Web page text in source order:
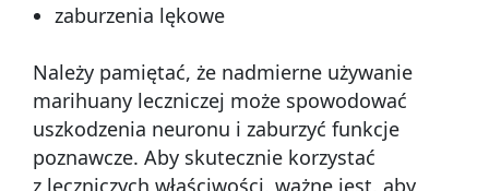
zaburzenia lękowe
Należy pamiętać, że nadmierne używanie
marihuany leczniczej może spowodować
uszkodzenia neuronu i zaburzyć funkcje
poznawcze. Aby skutecznie korzystać
z leczniczych właściwości, ważne jest, aby